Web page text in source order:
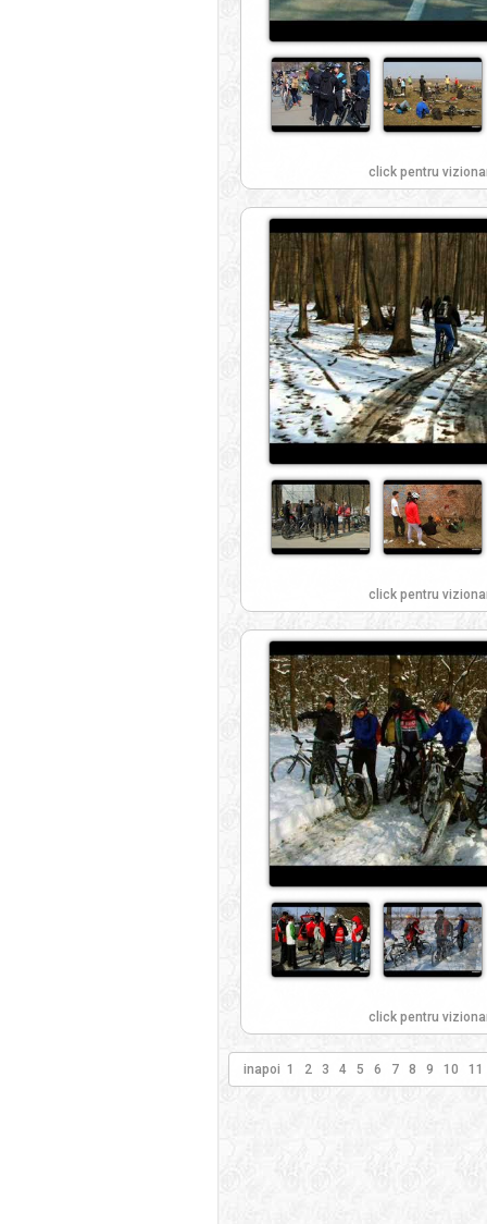
click pentru
click pentru
click pentru
inapoi 1 2 3 4 5 6 7 8 9 10 11